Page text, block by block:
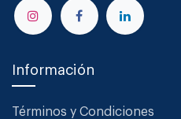
Información
Términos y Condiciones